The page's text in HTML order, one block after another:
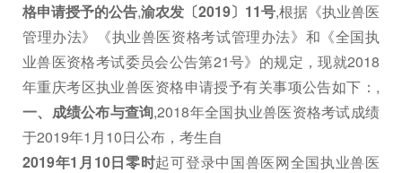
格申请授予的公告,渝农发〔2019〕11号,根据《执业兽医
管理办法》《执业兽医资格考试管理办法》和《全国执
业兽医资格考试委员会公告第21号》的规定，现就2018
年重庆考区执业兽医资格申请授予有关事项公告如下：,
一、成绩公布与查询,2018年全国执业兽医资格考试成绩
于2019年1月10日公布，考生自
2019年1月10日零时起可登录中国兽医网全国执业兽医